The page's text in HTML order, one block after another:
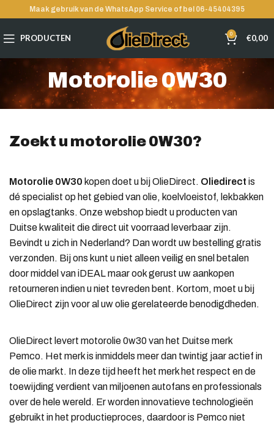
Maak gebruik van de WhatsApp Service of bel 06-45404395
PRODUCTEN 0 €0,00
Motorolie 0W30
Zoekt u motorolie 0W30?
Motorolie 0W30 kopen doet u bij OlieDirect. Oliedirect is
dé specialist op het gebied van olie, koelvloeistof, lekbakken
en opslagtanks. Onze webshop biedt u producten van
Duitse kwaliteit die direct uit voorraad leverbaar zijn.
Bevindt u zich in Nederland? Dan wordt uw bestelling gratis
verzonden. Bij ons kunt u niet alleen veilig en snel betalen
door middel van iDEAL maar ook gerust uw aankopen
retourneren indien u niet tevreden bent. Kortom, moet u bij
OlieDirect zijn voor al uw olie gerelateerde benodigdheden.
OlieDirect levert motorolie 0w30 van het Duitse merk
Pemco. Het merk is inmiddels meer dan twintig jaar actief in
de olie markt. In deze tijd heeft het merk het respect en de
toewijding verdient van miljoenen autofans en professionals
over de hele wereld. Er worden innovatieve technologieën
gebruikt in het productieproces, daardoor is Pemco niet